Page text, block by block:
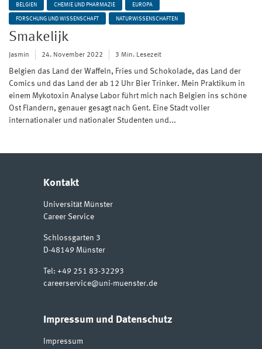
BELGIEN CHEMIE UND PHARMAZIE EUROPA
FORSCHUNG UND WISSENSCHAFT NATURWISSENSCHAFTEN
Smakelijk
Jasmin 24. November 2022 3 Min. Lesezeit
Belgien das Land der Waffeln, Fries und Schokolade, das Land der
Comics und das Land der ab 12 Uhr Bier Trinker. Mein Praktikum in
einem Mykotoxin Analyse Labor führt mich nach Belgien ins schöne
Ost Flandern, genauer gesagt nach Gent. Eine Stadt voller
internationaler und nationaler Studenten und...
Kontakt
Universität Münster
Career Service
Schlossgarten 3
D-48149 Münster
Tel: +49 251 83-32293
careerservice@uni-muenster.de
Impressum und Datenschutz
Impressum